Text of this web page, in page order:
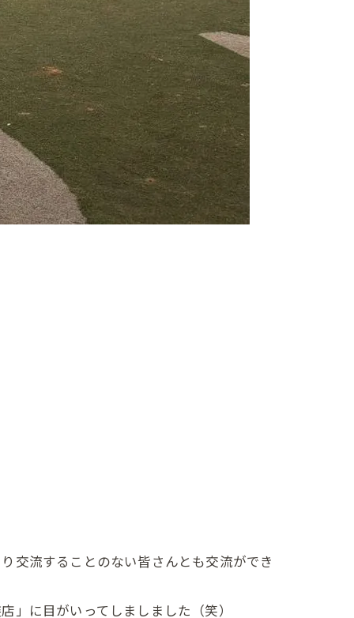
交流することのない皆さんとも交流ができ
に目がいってしましました（笑）